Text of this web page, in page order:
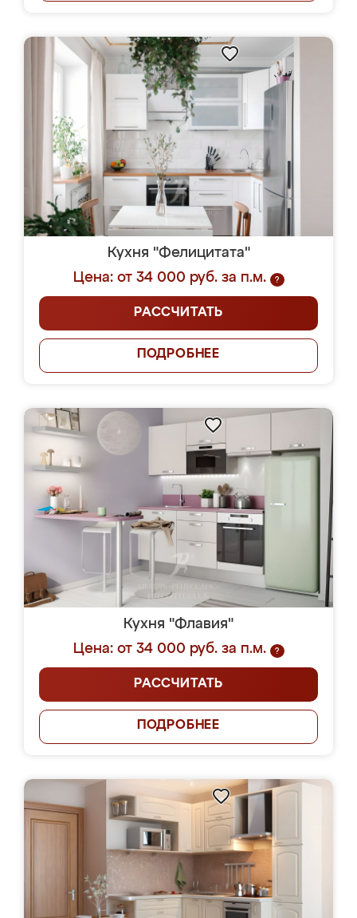
Кухня "Фелицитата"
Цена: от 34 000 руб. за п.м.
?
РАССЧИТАТЬ
ПОДРОБНЕЕ
Кухня "Флавия"
Цена: от 34 000 руб. за п.м.
?
РАССЧИТАТЬ
ПОДРОБНЕЕ